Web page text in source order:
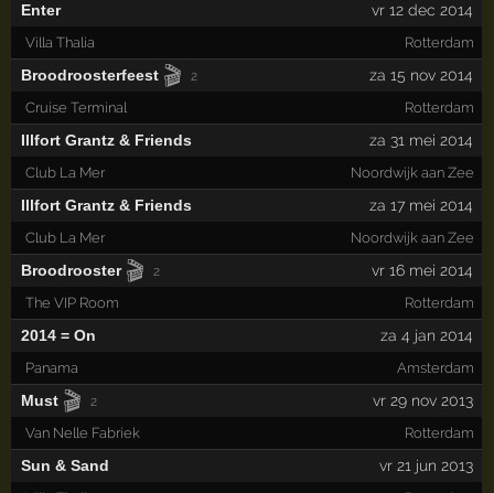
Enter vr 12 dec 2014
Villa Thalia Rotterdam
Broodroosterfeest 🎬 2 za 15 nov 2014
Cruise Terminal Rotterdam
Illfort Grantz & Friends za 31 mei 2014
Club La Mer Noordwijk aan Zee
Illfort Grantz & Friends za 17 mei 2014
Club La Mer Noordwijk aan Zee
Broodrooster 🎬 2 vr 16 mei 2014
The VIP Room Rotterdam
2014 = On za 4 jan 2014
Panama Amsterdam
Must 🎬 2 vr 29 nov 2013
Van Nelle Fabriek Rotterdam
Sun & Sand vr 21 jun 2013